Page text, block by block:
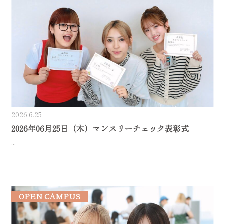
2026.6.25
2026年06月25日（木）マンスリーチェック表彰式
...
OPEN CAMPUS